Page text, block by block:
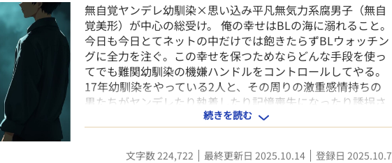
無自覚ヤンデレ幼馴染×思い込み平凡無気力系腐男子（無自
覚美形）が中心の総受け。 俺の幸せはBLの海に溺れること。
今日も今日とてネットの中だけでは飽きたらずBLウォッチン
グに全力を注ぐ。この幸せを保つためならどんな手段を使っ
てでも難関幼馴染の機嫌ハンドルをコントロールしてやる。
17年幼馴染をやっている2人と、その周りの激重感情持ちの
男たちがヤンデレたり執着したり記憶喪失になったり誘拐さ
れたりすったもんだする話。 数年前に他サイトで連載しブク
マ2000↑、シリーズ総数ブクマ10000↑を頂いた話を題名を
変え加筆修正して転載します。
続きを読む
文字数 224,722 最終更新日 2025.10.14 登録日 2025.10.7